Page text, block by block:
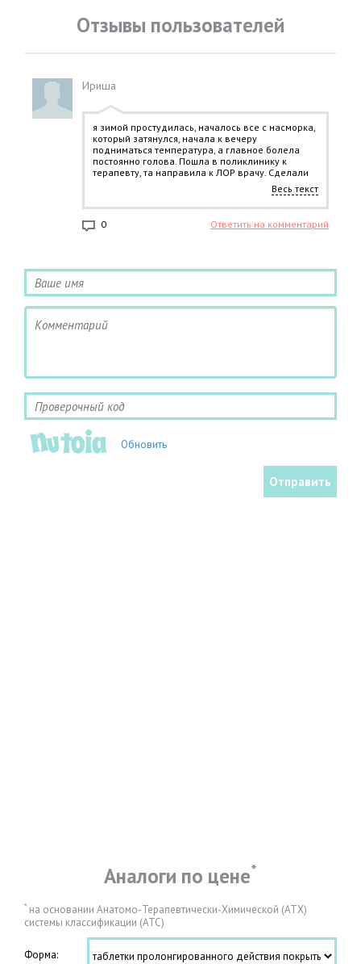
Отзывы пользователей
Ириша
я зимой простудилась, началось все с насморка,
который затянулся, начала к вечеру
подниматься температура, а главное болела
постоянно голова. Пошла в поликлинику к
терапевту, та направила к ЛОР врачу. Сделали
снимки, оказалось, что двухсторонний гаймори т.
Колоться ходить в поликлинику мне было
далековато, попросила назначить таблетки.
Выписали вот эти. Два дня принимала по три
раза в день, температура ушла, но очень сильно
Весь текст
0 Ответить на комментарий
Обновить
Аналоги по цене*
* на основании Анатомо-Терапевтически-Химической (АТХ)
системы классификации (АТС)
Форма: